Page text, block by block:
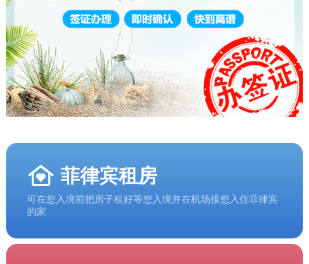
菲律宾租房
可在您入境前把房子租好等您入境并在机场接您入住菲律宾
的家